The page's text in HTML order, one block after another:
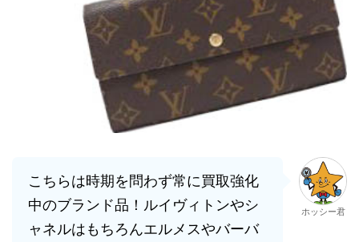
こちらは時期を問わず常に買取強化
中のブランド品！ルイヴィトンやシ
ャネルはもちろんエルメスやバーバ
ホッシー君